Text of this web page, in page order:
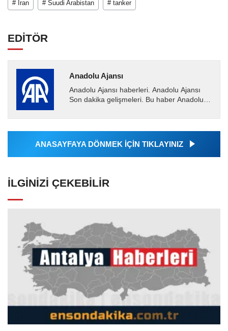
# İran # Suudi Arabistan # tanker
EDİTÖR
Anadolu Ajansı
Anadolu Ajansı haberleri. Anadolu Ajansı
Son dakika gelişmeleri. Bu haber Anadolu
Ajansı tarafından...
ANASAYFAYA DÖNMEK İÇİN TIKLAYINIZ
İLGINIZI ÇEKEBILIR